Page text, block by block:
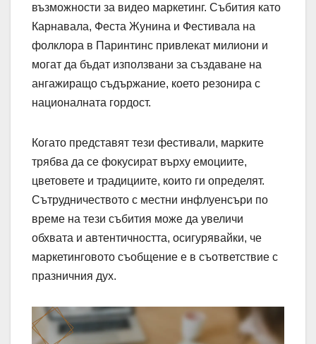
възможности за видео маркетинг. Събития като
Карнавала, Феста Жунина и Фестивала на
фолклора в Паринтинс привлекат милиони и
могат да бъдат използвани за създаване на
ангажиращо съдържание, което резонира с
националната гордост.
Когато представят тези фестивали, марките
трябва да се фокусират върху емоциите,
цветовете и традициите, които ги определят.
Сътрудничеството с местни инфлуенсъри по
време на тези събития може да увеличи
обхвата и автентичността, осигурявайки, че
маркетинговото съобщение е в съответствие с
празничния дух.